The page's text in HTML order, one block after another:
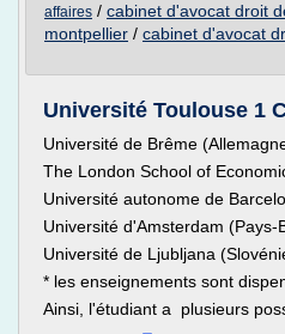
affaires / cabinet d'avocat droit
montpellier / cabinet d'avocat
Université Toulouse 1
Université de Brême
The London School of
Université autonome de
Université d'Amsterdam (Pays-
Université de Ljubljana
* les enseignements sont
Ainsi, l'étudiant a plusieurs